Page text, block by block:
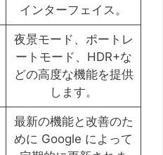
インターフェイス。
夜景モード、ポートレ
ートモード、HDR+な
どの高度な機能を提供
します。
最新の機能と改善のた
めに Google によって